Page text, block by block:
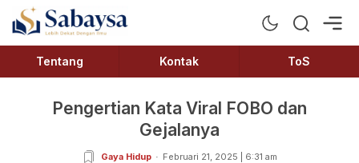
Sabaysa
Lebih Dekat Dengan Ilmu
Tentang Kontak ToS
Pengertian Kata Viral FOBO dan
Gejalanya
Gaya Hidup Februari 21, 2025 | 6:31 am